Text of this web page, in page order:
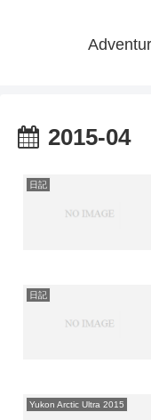
2015-04
日記
日記
Yukon Arctic Ultra 2015